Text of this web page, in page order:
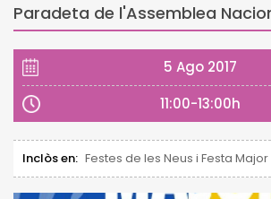
Paradeta de l'Assemblea
5 Ago 2017
11:00-13:00h
Inclòs en: Festes de les Neus i Festa Major